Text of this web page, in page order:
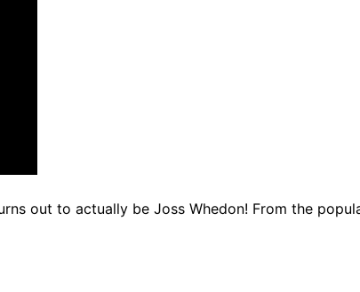
out to actually be Joss Whedon! From the